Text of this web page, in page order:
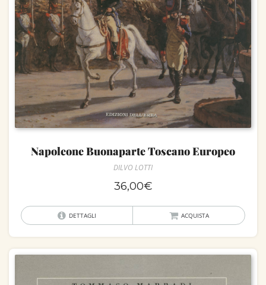
Napoleone Buonaparte Toscano Europeo
DILVO LOTTI
36,00€
DETTAGLI ACQUISTA